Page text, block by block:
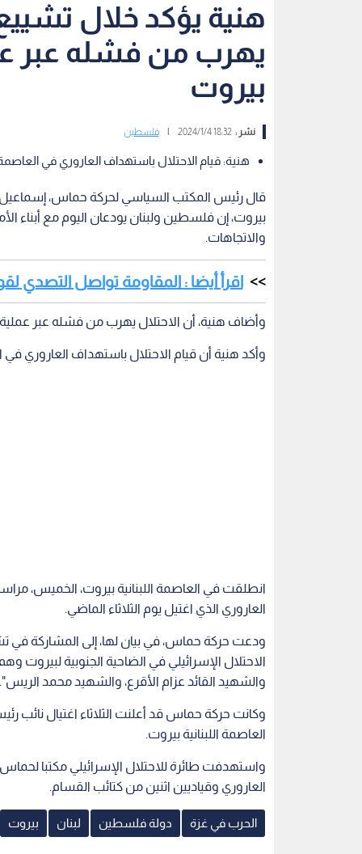
هنية يؤكد خلال
يهرب من فشله عبر
بيروت
نشر :18:32 2024/1/4 فلسطين
هنية: قيام الاحتلال باستهداف العاروري في
قال رئيس المكتب السياسي لحركة حماس، إسماعيل
بيروت، إن فلسطين ولبنان يودعان اليوم مع أبناء
والاتجاهات.
اقرأ أيضا : المقاومة تواصل التصدي
وأضاف هنية، أن الاحتلال يهرب من فشله عبر عملية
وأكد هنية أن قيام الاحتلال باستهداف العاروري
انطلقت في العاصمة اللبنانية بيروت، الخميس،
العاروري الذي اغتيل يوم الثلاثاء الماضي.
ودعت حركة حماس، في بيان لها، إلى المشاركة في
الاحتلال الإسرائيلي في الضاحية الجنوبية لبيروت
والشهيد القائد عزام الأقرع، والشهيد محمد الريس".
وكانت حركة حماس قد أعلنت الثلاثاء اغتيال نائب
العاصمة اللبنانية بيروت.
واستهدفت طائرة للاحتلال الإسرائيلي مكتبا
العاروري وقياديين اثنين من كتائب القسام.
الحرب في غزة دولة فلسطين لبنان بيروت